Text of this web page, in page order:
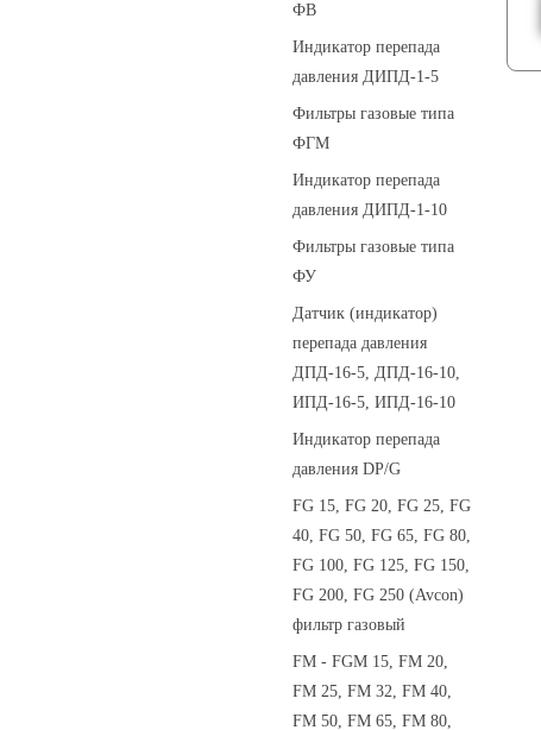
ФВ
Индикатор перепада
давления ДИПД-1-5
Фильтры газовые типа
ФГМ
Индикатор перепада
давления ДИПД-1-10
Фильтры газовые типа
ФУ
Датчик (индикатор)
перепада давления
ДПД-16-5, ДПД-16-10,
ИПД-16-5, ИПД-16-10
Индикатор перепада
давления DP/G
FG 15, FG 20, FG 25, FG
40, FG 50, FG 65, FG 80,
FG 100, FG 125, FG 150,
FG 200, FG 250 (Avcon)
фильтр газовый
FM - FGM 15, FM 20,
FM 25, FM 32, FM 40,
FM 50, FM 65, FM 80,